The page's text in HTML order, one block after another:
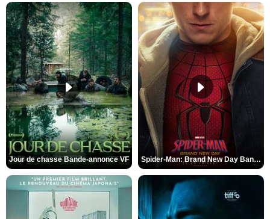
Jour de chasse Bande-annonce VF Spider-Man: Brand New Day Bande-annonce (3) VO STFR